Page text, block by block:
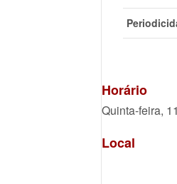
Horário
Quinta-feira,
Local